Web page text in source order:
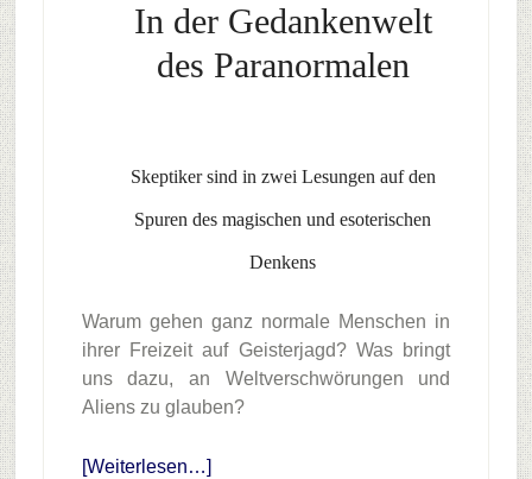
In der Gedankenwelt
des Paranormalen
Skeptiker sind in zwei Lesungen auf den
Spuren des magischen und esoterischen
Denkens
Warum gehen ganz normale Menschen in
ihrer Freizeit auf Geisterjagd? Was bringt
uns dazu, an Weltverschwörungen und
Aliens zu glauben?
[Weiterlesen…]Infos